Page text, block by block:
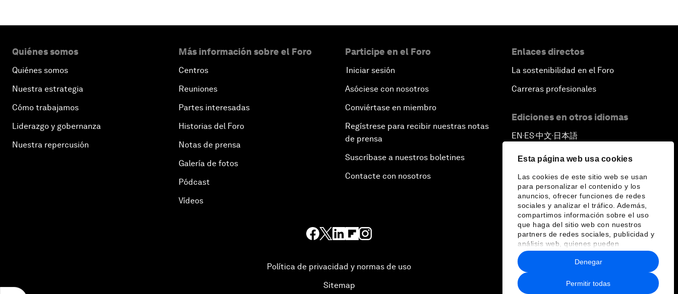
Esta página web usa cookies
Las cookies de este sitio web se usan
para personalizar el contenido y los
anuncios, ofrecer funciones de redes
sociales y analizar el tráfico. Además,
compartimos información sobre el uso
que haga del sitio web con nuestros
partners de redes sociales, publicidad y
análisis web, quienes pueden
combinarla con otra información que les
haya proporcionado o que hayan
recopilado a partir del uso que haya
hecho de sus servicios.
Permitir todas
Denegar
Quiénes somos
Quiénes somos
Nuestra estrategia
Cómo trabajamos
Liderazgo y gobernanza
Nuestra repercusión
Más información sobre el Foro
Centros
Reuniones
Partes interesadas
Historias del Foro
Notas de prensa
Galería de fotos
Pódcast
Vídeos
Participe en el Foro
Iniciar sesión
Asóciese con nosotros
Conviértase en miembro
Regístrese para recibir nuestras notas
de prensa
Suscríbase a nuestros boletines
Contacte con nosotros
Enlaces directos
La sostenibilidad en el Foro
Carreras profesionales
Ediciones en otros idiomas
EN ▪ES▪中文▪ 日本語
Política de privacidad y normas de uso
Sitemap